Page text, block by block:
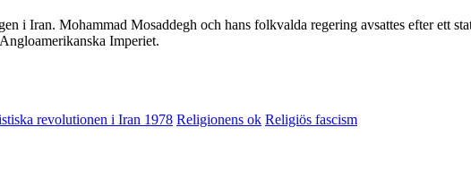
i Iran. Mohammad Mosaddegh och hans folkvalda regering avsattes efter ett
Imperiet.
revolutionen i Iran 1978 Religionens ok Religiös fascism